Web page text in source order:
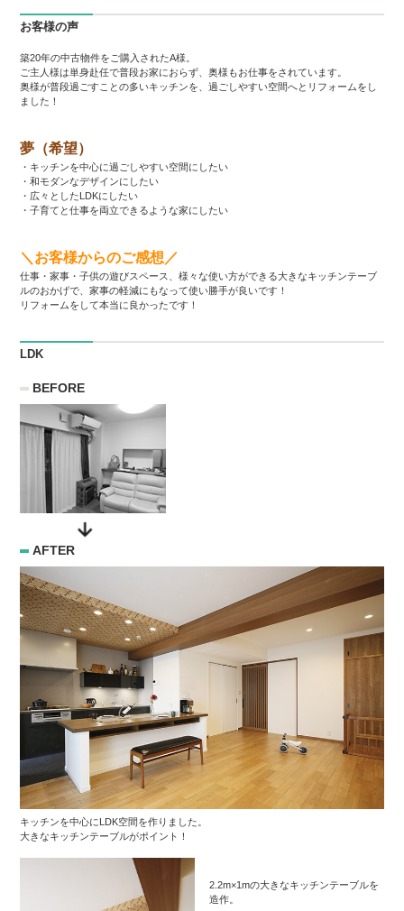
お客様の声
築20年の中古物件をご購入されたA様。
ご主人様は単身赴任で普段お家におらず、奥様もお仕事をされています。
奥様が普段過ごすことの多いキッチンを、過ごしやすい空間へとリフォームをし
ました！
夢（希望）
・キッチンを中心に過ごしやすい空間にしたい
・和モダンなデザインにしたい
・広々としたLDKにしたい
・子育てと仕事を両立できるような家にしたい
＼お客様からのご感想／
仕事・家事・子供の遊びスペース、様々な使い方ができる大きなキッチンテーブ
ルのおかげで、家事の軽減にもなって使い勝手が良いです！
リフォームをして本当に良かったです！
LDK
BEFORE
AFTER
キッチンを中心にLDK空間を作りました。
大きなキッチンテーブルがポイント！
2.2m×1mの大きなキッチンテーブルを
造作。